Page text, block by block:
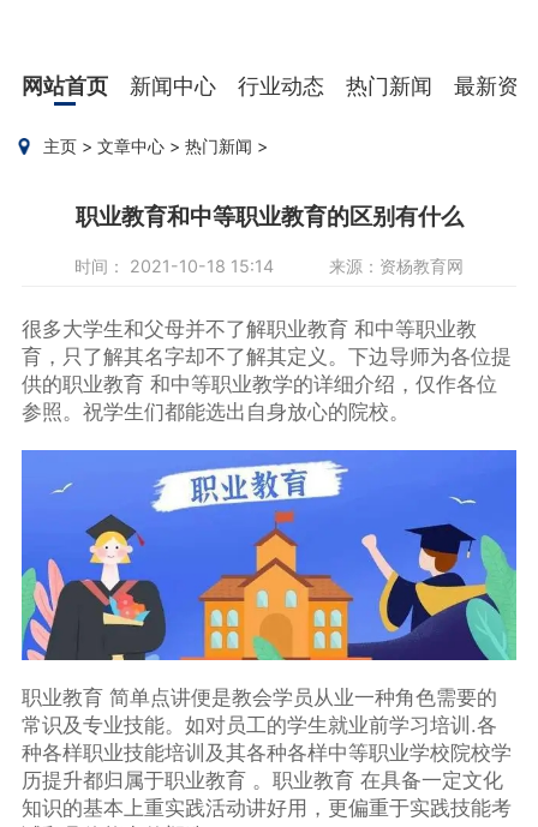
网站首页 新闻中心 行业动态 热门新闻 最新资
主页 >文章中心 >热门新闻 >
职业教育和中等职业教育的区别有什么
时间： 2021-10-18 15:14 来源：资杨教育网
很多大学生和父母并不了解职业教育 和中等职业教
育，只了解其名字却不了解其定义。下边导师为各位提
供的职业教育 和中等职业教学的详细介绍，仅作各位
参照。祝学生们都能选出自身放心的院校。
职业教育 简单点讲便是教会学员从业一种角色需要的
常识及专业技能。如对员工的学生就业前学习培训.各
种各样职业技能培训及其各种各样中等职业学校院校学
历提升都归属于职业教育 。职业教育 在具备一定文化
知识的基本上重实践活动讲好用，更偏重于实践技能考